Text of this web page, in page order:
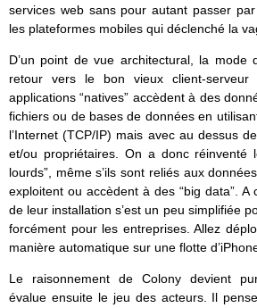
services web sans pour autant passer
les plateformes mobiles qui déclenché la
D’un point de vue architectural, la mode
retour vers le bon vieux client-
applications “natives” accèdent à des
fichiers ou de bases de données en
l’Internet (TCP/IP) mais avec au dessus
et/ou propriétaires. On a donc réinventé
lourds”, même s’ils sont reliés aux
exploitent ou accèdent à des “big data”. A
de leur installation s’est un peu simplifiée
forcément pour les entreprises. Allez
manière automatique sur une flotte
Le raisonnement de Colony devient
évalue ensuite le jeu des acteurs. Il